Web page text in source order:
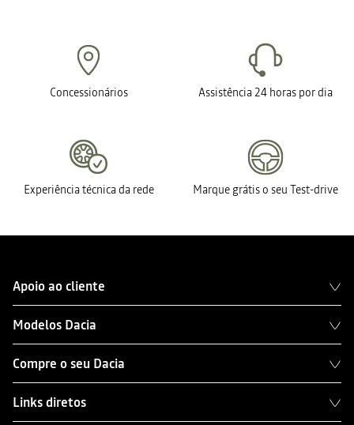
Concessionários Assistência 24 horas por dia
Experiência técnica da rede Marque grátis o seu Test-drive
Apoio ao cliente
Modelos Dacia
Compre o seu Dacia
Links diretos